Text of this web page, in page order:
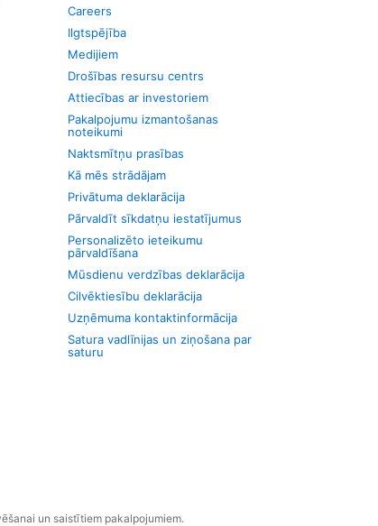
Careers
Ilgtspējība
Medijiem
Drošības resursu centrs
Attiecības ar investoriem
Pakalpojumu izmantošanas
noteikumi
Naktsmītņu prasības
Kā mēs strādājam
Privātuma deklarācija
Pārvaldīt sīkdatņu iestatījumus
Personalizēto ieteikumu
pārvaldīšana
Mūsdienu verdzības deklarācija
Cilvēktiesību deklarācija
Uzņēmuma kontaktinformācija
Satura vadlīnijas un ziņošana par
saturu
un saistītiem pakalpojumiem.